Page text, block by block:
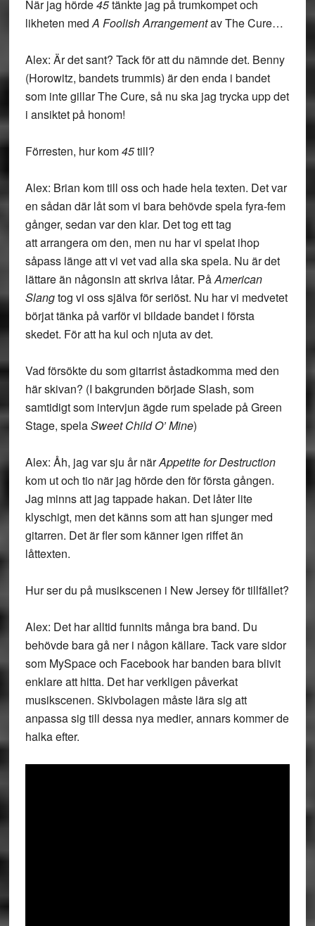
När jag hörde45tänkte jag på trumkompet och
likheten medA Foolish Arrangementav The Cure…
Alex: Är det sant? Tack för att du nämnde det. Benny
(Horowitz, bandets trummis) är den enda i bandet
som inte gillar The Cure, så nu ska jag trycka upp det
i ansiktet på honom!
Förresten, hur kom45till?
Alex: Brian kom till oss och hade hela texten. Det var
en sådan där låt som vi bara behövde spela fyra-fem
gånger, sedan var den klar. Det tog ett tag
att arrangera om den, men nu har vi spelat ihop
såpass länge att vi vet vad alla ska spela. Nu är det
lättare än någonsin att skriva låtar. PåAmerican
Slangtog vi oss själva för seriöst. Nu har vi medvetet
börjat tänka på varför vi bildade bandet i första
skedet. För att ha kul och njuta av det.
Vad försökte du som gitarrist åstadkomma med den
här skivan? (I bakgrunden började Slash, som
samtidigt som intervjun ägde rum spelade på Green
Stage, spelaSweet Child O’ Mine)
Alex: Åh, jag var sju år närAppetite for Destruction
kom ut och tio när jag hörde den för första gången.
Jag minns att jag tappade hakan. Det låter lite
klyschigt, men det känns som att han sjunger med
gitarren. Det är fler som känner igen riffet än
låttexten.
Hur ser du på musikscenen i New Jersey för tillfället?
Alex: Det har alltid funnits många bra band. Du
behövde bara gå ner i någon källare. Tack vare sidor
som MySpace och Facebook har banden bara blivit
enklare att hitta. Det har verkligen påverkat
musikscenen. Skivbolagen måste lära sig att
anpassa sig till dessa nya medier, annars kommer de
halka efter.